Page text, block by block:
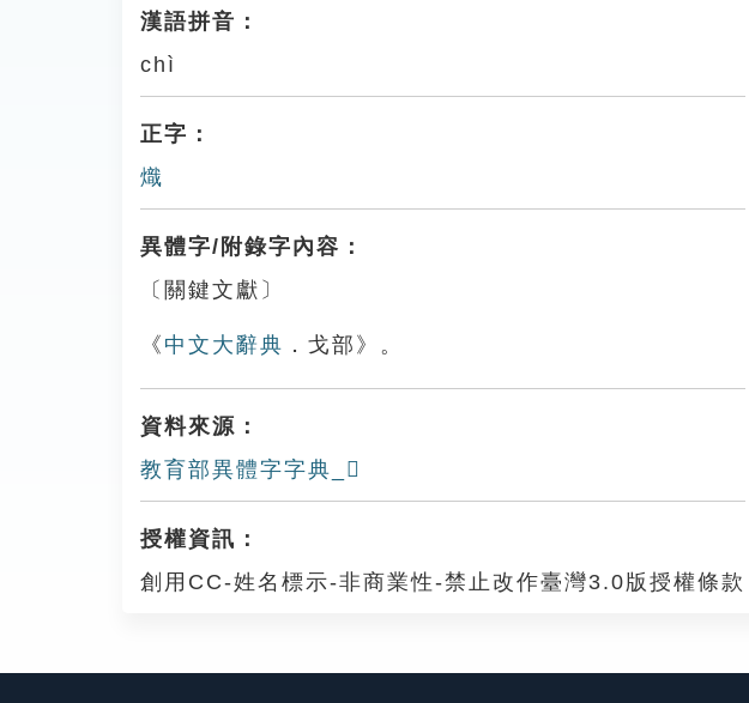
漢語拼音：
chì
正字：
熾
異體字/附錄字內容：
〔關鍵文獻〕
《 中文大辭典 ．戈部》。
資料來源：
教育部異體字字典_𢨙
授權資訊：
創用CC-姓名標示-非商業性-禁止改作臺灣3.0版授權條款